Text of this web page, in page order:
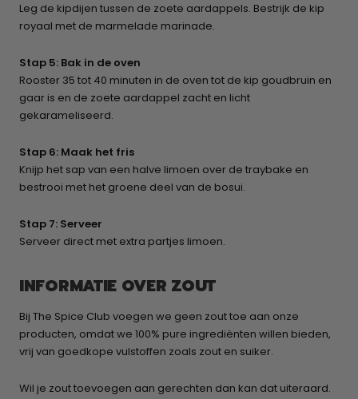
Leg de kipdijen tussen de zoete aardappels. Bestrijk de kip
royaal met de marmelade marinade.
Stap 5: Bak in de oven
Rooster 35 tot 40 minuten in de oven tot de kip goudbruin en
gaar is en de zoete aardappel zacht en licht
gekarameliseerd.
Stap 6: Maak het fris
Knijp het sap van een halve limoen over de traybake en
bestrooi met het groene deel van de bosui.
Stap 7: Serveer
Serveer direct met extra partjes limoen.
INFORMATIE OVER ZOUT
Bij The Spice Club voegen we geen zout toe aan onze
producten, omdat we 100% pure ingrediënten willen bieden,
vrij van goedkope vulstoffen zoals zout en suiker.
Wil je zout toevoegen aan gerechten dan kan dat uiteraard.